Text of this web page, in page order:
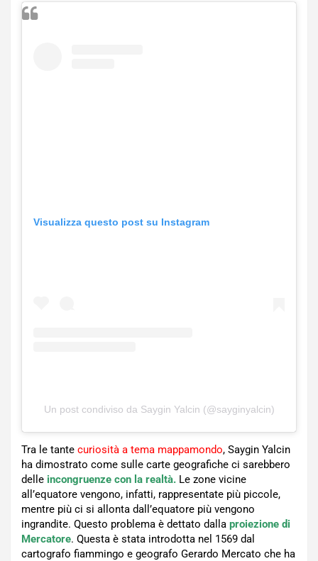
Visualizza questo post su Instagram
Un post condiviso da Saygin Yalcin (@sayginyalcin)
Tra le tante curiosità a tema mappamondo, Saygin Yalcin
ha dimostrato come sulle carte geografiche ci sarebbero
delle incongruenze con la realtà. Le zone vicine
all’equatore vengono, infatti, rappresentate più piccole,
mentre più ci si allonta dall’equatore più vengono
ingrandite. Questo problema è dettato dalla proiezione di
Mercatore. Questa è stata introdotta nel 1569 dal
cartografo fiammingo e geografo Gerardo Mercato che ha